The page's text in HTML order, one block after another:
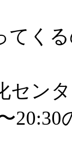
てく
セン
20:30